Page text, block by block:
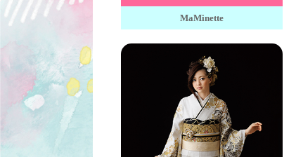
MaMinette